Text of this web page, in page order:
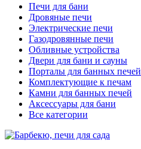
Печи для бани
Дровяные печи
Электрические печи
Газодровянные печи
Обливные устройства
Двери для бани и сауны
Порталы для банных печей
Комплектующие к печам
Камни для банных печей
Аксессуары для бани
Все категории